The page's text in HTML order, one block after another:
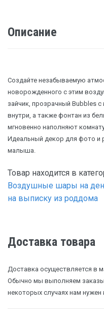
Описание
Создайте незабываемую
новорожденного с этим
зайчик, прозрачный Bubbles
внутри, а также фонтан из
мгновенно наполняют
Идеальный декор для фото и
малыша.
Товар находится в
Воздушные шары на
на выписку из роддома
Доставка товара
Доставка осуществляется в
Обычно мы выполняем
некоторых случаях нам нужен